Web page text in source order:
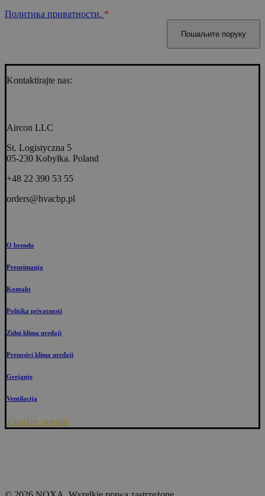
Политика приватности. *
Kontaktirajte nas:
Aircon LLC
St. Logistyczna 5
05-230 Kobyłka. Poland
+48 22 390 53 55
orders@hvacbp.pl
O brendu
Preuzimanja
Kontakt
Politika privatnosti
Zidni klima uređaji
Prenosivi klima uređaji
Grejanje
Ventilacija
Zatražite ponudu